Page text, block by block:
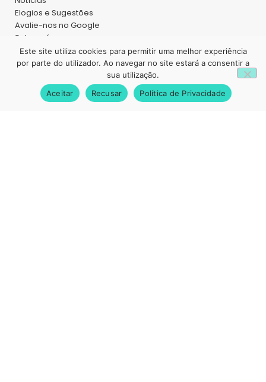
Elogios e Sugestões
Avalie-nos no Google
Sobre nós
Magazine
Recrutamento
Livro de Reclamações
1
Este site utiliza cookies para permitir uma melhor experiência
por parte do utilizador. Ao navegar no site estará a consentir a
sua utilização.
Aceitar
Recusar Política de Privacidade